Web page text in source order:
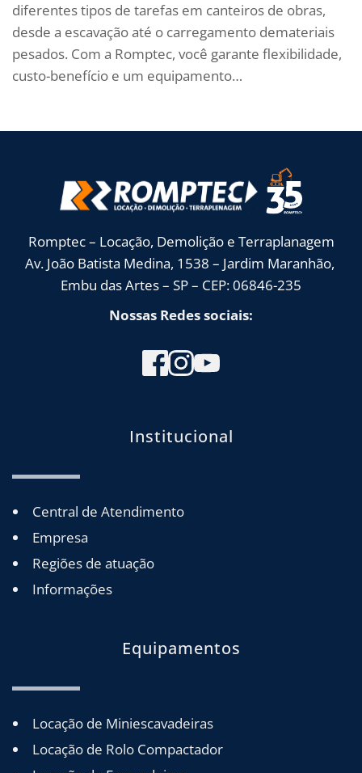
diferentes tipos de tarefas em canteiros de obras,
desde a escavação até o carregamento demateriais
pesados. Com a Romptec, você garante flexibilidade,
custo-benefício e um equipamento…
Romptec – Locação, Demolição e Terraplanagem
Av. João Batista Medina, 1538 – Jardim Maranhão,
Embu das Artes – SP – CEP: 06846-235
Nossas Redes sociais:
Institucional
Central de Atendimento
Empresa
Regiões de atuação
Informações
Equipamentos
Locação de Miniescavadeiras
Locação de Rolo Compactador